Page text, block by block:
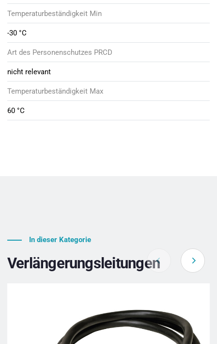
Temperaturbeständigkeit Min
-30 °C
Art des Personenschutzes PRCD
nicht relevant
Temperaturbeständigkeit Max
60 °C
In dieser Kategorie
Verlängerungsleitungen